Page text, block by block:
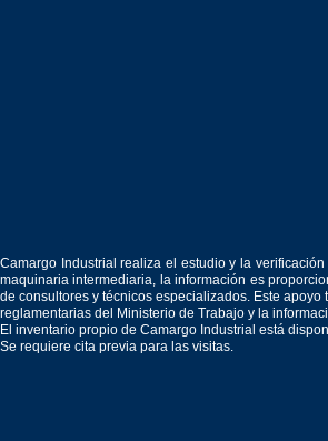
Camargo Industrial realiza el estudio y la
maquinaria intermediaria, la información es
de consultores y técnicos especializados. Este
reglamentarias del Ministerio de Trabajo y la
El inventario propio de Camargo Industrial está
Se requiere cita previa para las visitas.